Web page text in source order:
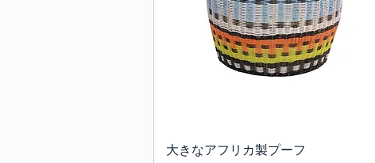
クイックビュー
大きなアフリカ製プーフ